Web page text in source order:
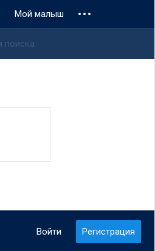
Мой малыш
Войти Регистрация